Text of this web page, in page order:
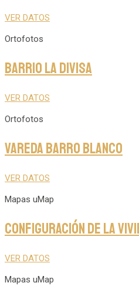
VER DATOS
Ortofotos
Barrio La Divisa
VER DATOS
Ortofotos
Vareda Barro Blanco
VER DATOS
Mapas uMap
Configuración de la
VER DATOS
Mapas uMap